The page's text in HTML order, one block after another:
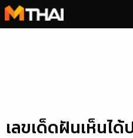
Skip
to
เลขเด็ดฝันเห็นไ